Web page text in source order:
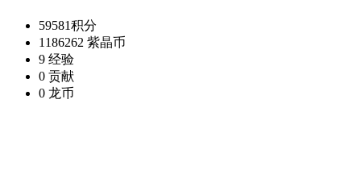
59581积分
1186262 紫晶币
9 经验
0 贡献
0 龙币